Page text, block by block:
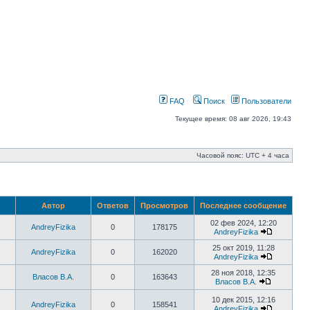
FAQ Поиск Пользователи
Текущее время: 08 авг 2026, 19:43
Часовой пояс: UTC + 4 часа
Автор Ответов Просмотров Последнее сообщение
AndreyFizika 0 178175
02 фев 2024, 12:20
AndreyFizika
AndreyFizika 0 162020
25 окт 2019, 11:28
AndreyFizika
Власов В.А. 0 163643
28 ноя 2018, 12:35
Власов В.А.
AndreyFizika 0 158541
10 дек 2015, 12:16